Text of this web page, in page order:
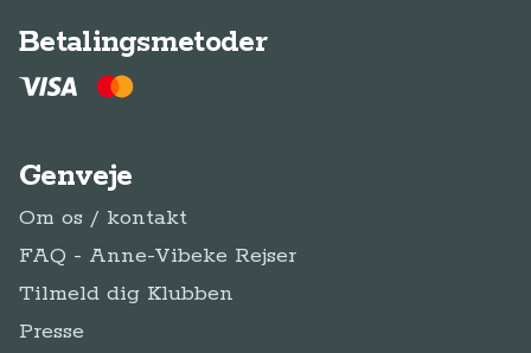
Betalingsmetoder
Genveje
Om os / kontakt
FAQ - Anne-Vibeke Rejser
Tilmeld dig Klubben
Presse